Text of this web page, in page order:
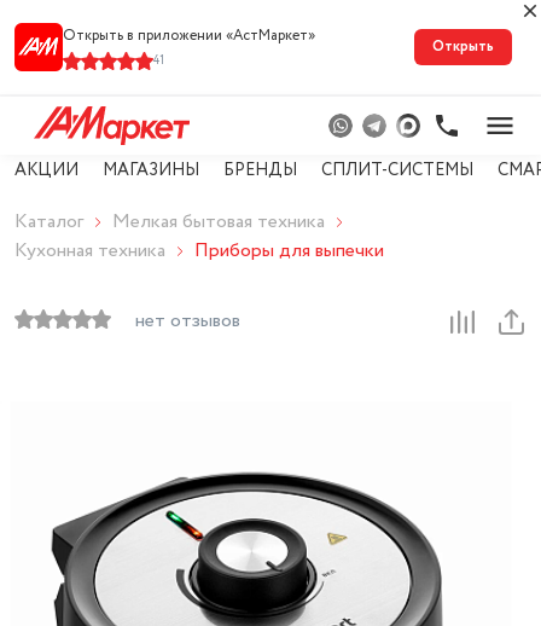
Открыть в приложении «АстМарке‪т‬»
41
Открыть
АКЦИИ МАГАЗИНЫ БРЕНДЫ СПЛИТ-СИСТЕМЫ
Каталог
Мелкая бытовая техника
Кухонная техника
Приборы для выпечки
нет отзывов